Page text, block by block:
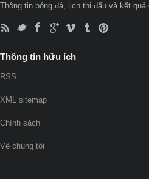
Thông tin bóng đá, lịch thi đấu và kết quả
Thông tin hữu ích
RSS
XML sitemap
Chính sách
Vê chúng tôi